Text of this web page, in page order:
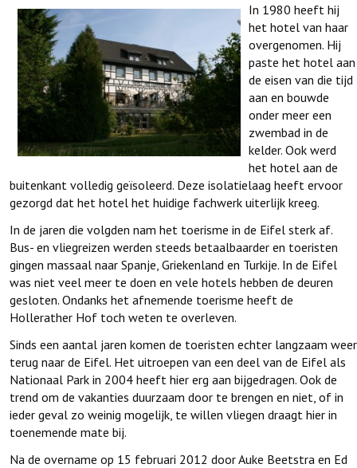
In 1980 heeft hij
het hotel van haar
overgenomen. Hij
paste het hotel aan
de eisen van die tijd
aan en bouwde
onder meer een
zwembad in de
kelder. Ook werd
het hotel aan de
buitenkant volledig geïsoleerd. Deze isolatielaag heeft ervoor
gezorgd dat het hotel het huidige fachwerk uiterlijk kreeg.
In de jaren die volgden nam het toerisme in de Eifel sterk af.
Bus- en vliegreizen werden steeds betaalbaarder en toeristen
gingen massaal naar Spanje, Griekenland en Turkije. In de Eifel
was niet veel meer te doen en vele hotels hebben de deuren
gesloten. Ondanks het afnemende toerisme heeft de
Hollerather Hof toch weten te overleven.
Sinds een aantal jaren komen de toeristen echter langzaam weer
terug naar de Eifel. Het uitroepen van een deel van de Eifel als
Nationaal Park in 2004 heeft hier erg aan bijgedragen. Ook de
trend om de vakanties duurzaam door te brengen en niet, of in
ieder geval zo weinig mogelijk, te willen vliegen draagt hier in
toenemende mate bij.
Na de overname op 15 februari 2012 door Auke Beetstra en Ed